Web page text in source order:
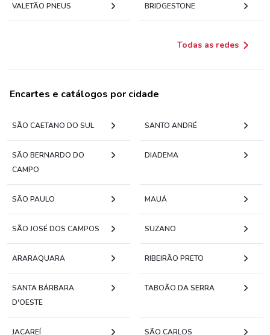
VALETÃO PNEUS BRIDGESTONE
Todas as redes
Encartes e catálogos por cidade
SÃO CAETANO DO SUL SANTO ANDRÉ
SÃO BERNARDO DO
CAMPO
DIADEMA
SÃO PAULO MAUÁ
SÃO JOSÉ DOS CAMPOS SUZANO
ARARAQUARA RIBEIRÃO PRETO
SANTA BÁRBARA
D'OESTE
TABOÃO DA SERRA
JACAREÍ SÃO CARLOS